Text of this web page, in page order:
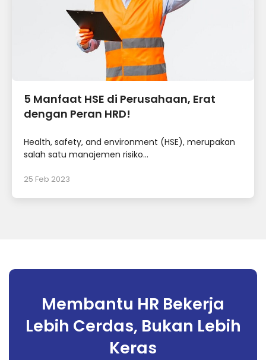
5 Manfaat HSE di Perusahaan, Erat
dengan Peran HRD!
Health, safety, and environment (HSE), merupakan
salah satu manajemen risiko...
25 Feb 2023
Membantu HR Bekerja
Lebih Cerdas, Bukan Lebih
Keras